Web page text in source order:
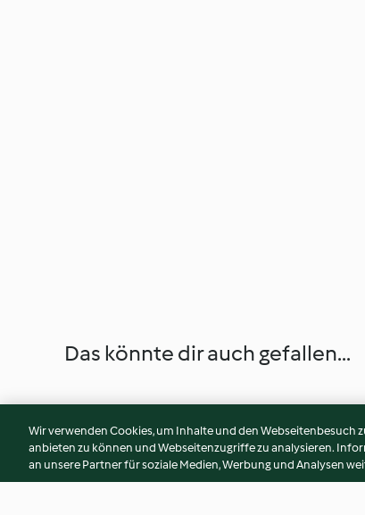
Das könnte dir auch gefallen...
Wir verwenden Cookies, um Inhalte und den Webseitenbesuch
anbieten zu können und Webseitenzugriffe zu analysieren.
an unsere Partner für soziale Medien, Werbung und Analysen